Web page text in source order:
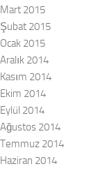
Mart 2015
Şubat 2015
Ocak 2015
Aralık 2014
Kasım 2014
Ekim 2014
Eylül 2014
Ağustos 2014
Temmuz 2014
Haziran 2014